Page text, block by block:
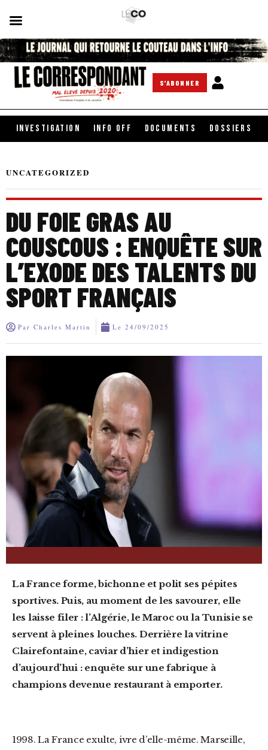
S'ABONNER
INVESTIGATION INFO OFF DOCUMENTS DOSSIERS
UNCATEGORIZED
DU FOIE GRAS AU
COUSCOUS : ENQUÊTE SUR
L’EXODE DES TALENTS DU
SPORT FRANÇAIS
Par Charles Martin Le 24/09/2025
La France forme, bichonne et polit ses pépites
sportives. Puis, au moment de les savourer, elle
les laisse filer : l’Algérie, le Maroc ou la Tunisie se
servent à pleines louches. Derrière la vitrine
Clairefontaine, caviar d’hier et indigestion
d’aujourd’hui : enquête sur une fabrique à
champions devenue restaurant à emporter.
1998. La France exulte, ivre d’elle-même. Marseille,